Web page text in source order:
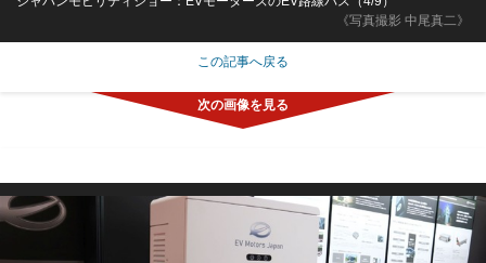
《写真撮影 中尾真二》
この記事へ戻る